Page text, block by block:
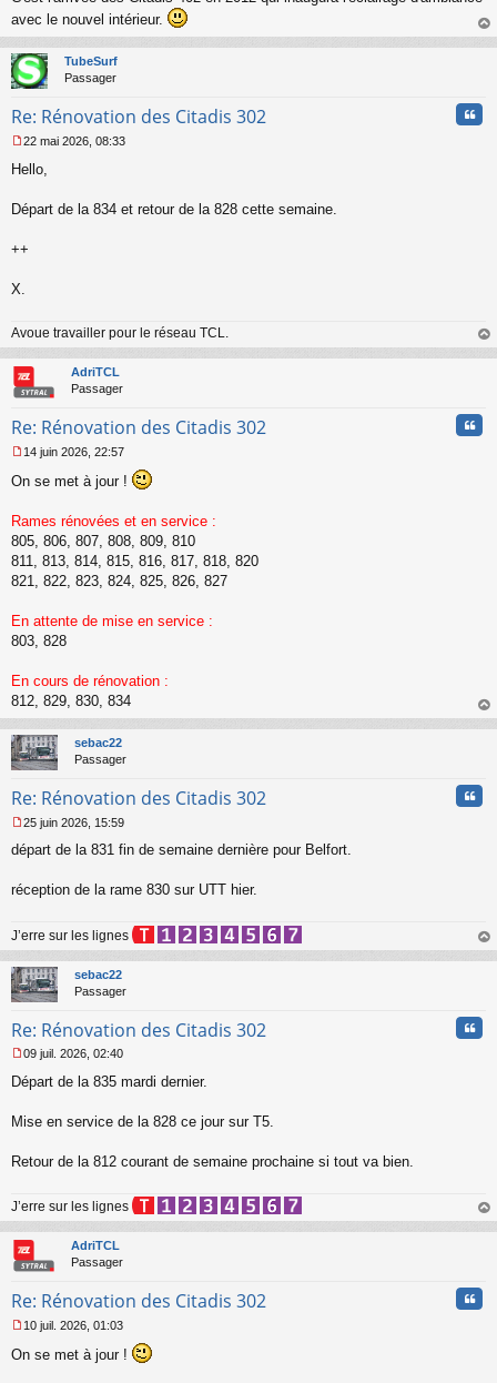
a
g
e
n
n
u
avec le nouvel intérieur.
au
TubeSurf
Passager
Re: Rénovation des Citadis 302
e
s
a
e
u
22 mai 2026, 08:33
Hello,
Départ de la 834 et retour de la 828 cette semaine.
++
X.
Avoue travailler pour le réseau TCL.
au
AdriTCL
Passager
Re: Rénovation des Citadis 302
e
a
g
e
n
u
14 juin 2026, 22:57
On se met à jour !
Rames rénovées et en service :
805, 806, 807, 808, 809, 810
811, 813, 814, 815, 816, 817, 818, 820
821, 822, 823, 824, 825, 826, 827
En attente de mise en service :
803, 828
En cours de rénovation :
812, 829, 830, 834
au
sebac22
Passager
Re: Rénovation des Citadis 302
e
s
e
n
o
n
l
25 juin 2026, 15:59
départ de la 831 fin de semaine dernière pour Belfort.
réception de la rame 830 sur UTT hier.
J’erre sur les lignes
au
sebac22
Passager
Re: Rénovation des Citadis 302
e
s
e
l
u
09 juil. 2026, 02:40
Départ de la 835 mardi dernier.
Mise en service de la 828 ce jour sur T5.
Retour de la 812 courant de semaine prochaine si tout va bien.
J’erre sur les lignes
au
AdriTCL
Passager
Re: Rénovation des Citadis 302
e
10 juil. 2026, 01:03
On se met à jour !